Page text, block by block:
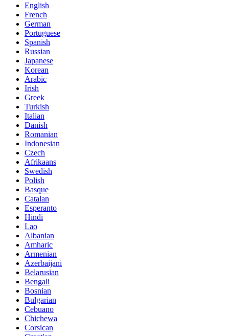
English
French
German
Portuguese
Spanish
Russian
Japanese
Korean
Arabic
Irish
Greek
Turkish
Italian
Danish
Romanian
Indonesian
Czech
Afrikaans
Swedish
Polish
Basque
Catalan
Esperanto
Hindi
Lao
Albanian
Amharic
Armenian
Azerbaijani
Belarusian
Bengali
Bosnian
Bulgarian
Cebuano
Chichewa
Corsican